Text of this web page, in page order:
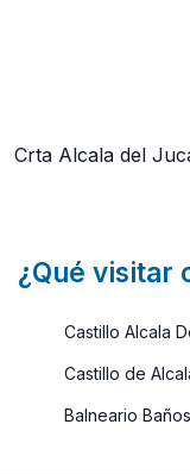
Crta Alcala del
¿Qué visitar
Castillo Alcala
Castillo de
Balneario